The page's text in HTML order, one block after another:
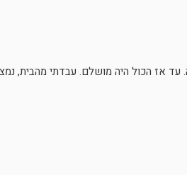
אז הכול היה מושלם. עבדתי מהבית,